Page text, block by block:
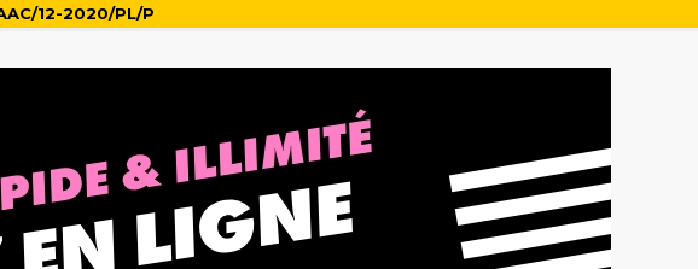
12-2020/PL/P